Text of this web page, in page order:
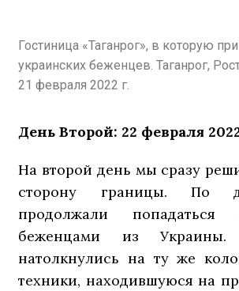
Гостиница «Таганрог», в которую
украинских беженцев. Таганрог,
21 февраля 2022 г.
День Второй: 22 февраля
На второй день мы сразу
сторону границы. По
продолжали
беженцами из
натолкнулись на ту же
техники, находившуюся на